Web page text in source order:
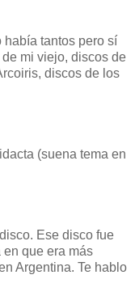
había tantos pero sí
mi viejo, discos de
discos de los
(suena tema en
Ese disco fue
que era más
Argentina. Te hablo